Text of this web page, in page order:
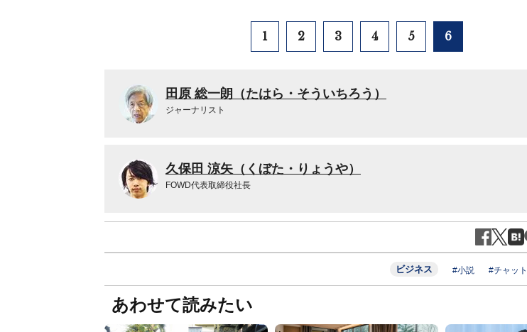
1 2 3 4 5 6
田原 総一朗（たはら・そういちろう）
ジャーナリスト
久保田 涼矢（くぼた・りょうや）
FOWD代表取締役社長
ビジネス #小説 #チャット
あわせて読みたい